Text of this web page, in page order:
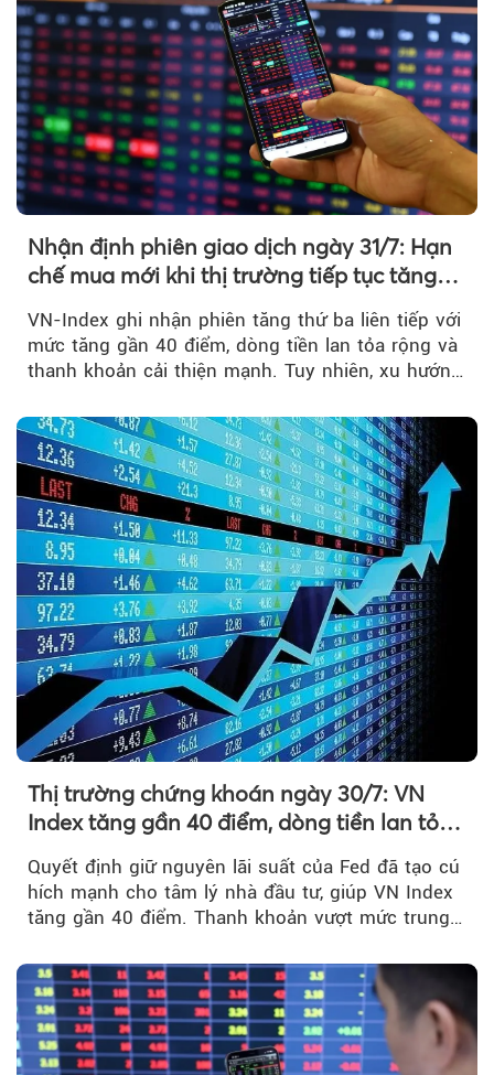
Nhận định phiên giao dịch ngày 31/7: Hạn
chế mua mới khi thị trường tiếp tục tăng
VN-Index ghi nhận phiên tăng thứ ba liên tiếp với
mức tăng gần 40 điểm, dòng tiền lan tỏa rộng và
thanh khoản cải thiện mạnh. Tuy nhiên, xu hướng
Thị trường chứng khoán ngày 30/7: VN
Index tăng gần 40 điểm, dòng tiền lan tỏa
mạnh sau tín hiệu tích cực từ Fed
Quyết định giữ nguyên lãi suất của Fed đã tạo cú
hích mạnh cho tâm lý nhà đầu tư, giúp VN Index
tăng gần 40 điểm. Thanh khoản vượt mức trung